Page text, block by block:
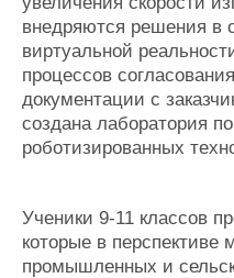
внедряются решения в
виртуальной
процессов
документации с
создана лаборатория
роботизированных
Ученики 9-11 классов
которые в перспективе
промышленных и